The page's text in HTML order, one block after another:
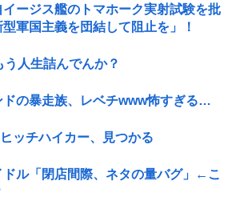
ージス艦のトマホーク実射試験を批
軍国主義を団結して阻止を」！
人生詰んでんか？
ドの暴走族、レベチwww怖すぎる…
ッチハイカー、見つかる
ドル「閉店間際、ネタの量バグ」←こ